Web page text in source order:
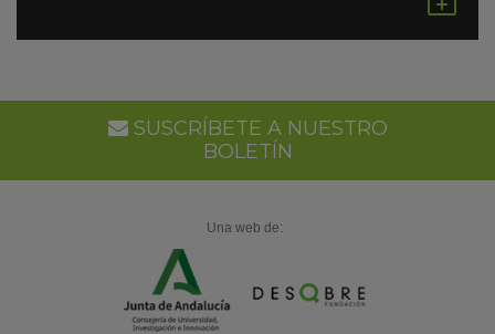
en
SUSCRÍBETE A NUESTRO
BOLETÍN
Una web de: